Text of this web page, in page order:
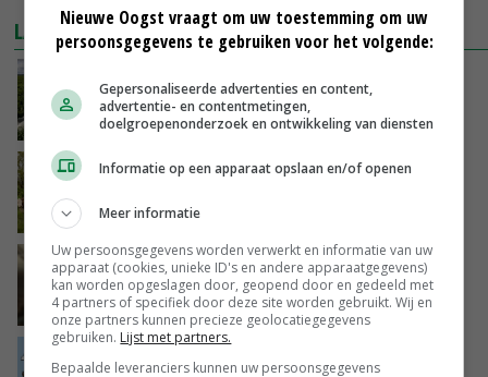
LAATSTE NIEUWS
‘Iedere keer wil je het beter doen’
VANDAAG, 10:03
Hoeve Schaffersberg: basis voor vindingrijke
VANDAAG, 06:05
‘Samenwerking A-ware en Amalthea gaat
zorgen voor meer balans’
08-08-2026
Nieuwe Oogst vraagt om uw toestemming om uw
persoonsgegevens te gebruiken voor het volgende:
Gepersonaliseerde advertenties en content,
advertentie- en contentmetingen,
doelgroepenonderzoek en ontwikkeling van diensten
Informatie op een apparaat opslaan en/of openen
Meer informatie
Uw persoonsgegevens worden verwerkt en informatie van uw
apparaat (cookies, unieke ID's en andere apparaatgegevens)
kan worden opgeslagen door, geopend door en gedeeld met
4 partners of specifiek door deze site worden gebruikt. Wij en
onze partners kunnen precieze geolocatiegegevens
gebruiken. Lijst met partners.
Bepaalde leveranciers kunnen uw persoonsgegevens